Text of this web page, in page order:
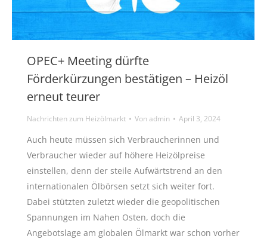
OPEC+ Meeting dürfte
Förderkürzungen bestätigen – Heizöl
erneut teurer
Nachrichten zum Heizölmarkt Vonadmin April 3, 2024
Auch heute müssen sich Verbraucherinnen und
Verbraucher wieder auf höhere Heizölpreise
einstellen, denn der steile Aufwärtstrend an den
internationalen Ölbörsen setzt sich weiter fort.
Dabei stützten zuletzt wieder die geopolitischen
Spannungen im Nahen Osten, doch die
Angebotslage am globalen Ölmarkt war schon vorher